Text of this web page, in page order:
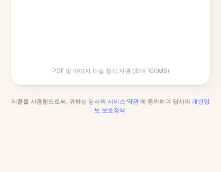
PDF 및 이미지 파일 형식 지원 (최대 100MB)
제품을 사용함으로써, 귀하는 당사의 서비스 약관 에 동의하며 당사의 개인정
보 보호정책.